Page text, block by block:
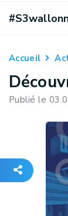
Accueil
Publié le